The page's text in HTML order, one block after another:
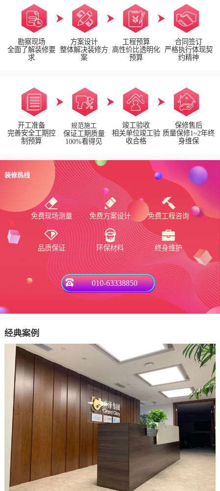
勘察现场
全面了解装修要
求
方案设计
整体解决装修方
案
工程预算
高性价比透明化
预算
合同签订
严格执行体现契
约精神
开工准备
完善安全工期控
制预算
规范施工
保证工期质量
100%看得见
竣工验收
相关单位竣工验
收合格
保修售后
质量保修1~2年终
身维保
装修热线
免费现场测量 免费方案设计 免费工程咨询
品质保证 环保材料 终身维护
010-63338850